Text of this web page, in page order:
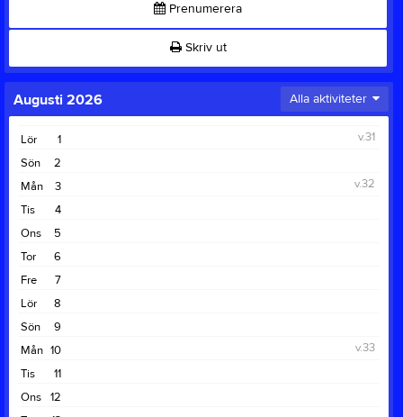
Prenumerera
Skriv ut
Augusti 2026 Alla aktiviteter
1
Lör
v.31
2
Sön
3
Mån
v.32
4
Tis
5
Ons
6
Tor
7
Fre
8
Lör
9
Sön
10
Mån
v.33
11
Tis
12
Ons